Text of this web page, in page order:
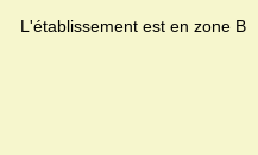
L'établissement est en zone B